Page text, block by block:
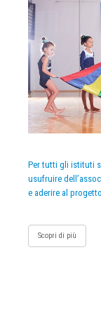
Per tutti gli istituti
usufruire
e aderire al
Scopri di più